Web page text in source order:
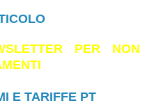
PER NON
E TARIFFE PT